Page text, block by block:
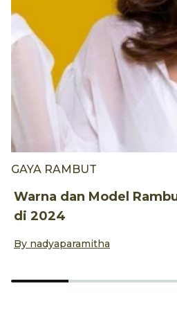
GAYA RAMBUT
Warna dan Model
di 2024
By nadyaparamitha